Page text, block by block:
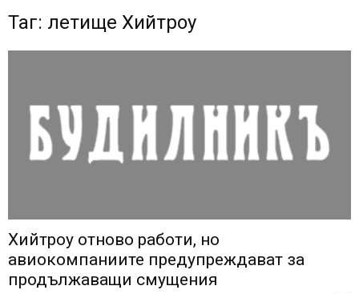
Таг: летище Хийтроу
Хийтроу отново работи, но
авиокомпаниите предупреждават за
продължаващи смущения